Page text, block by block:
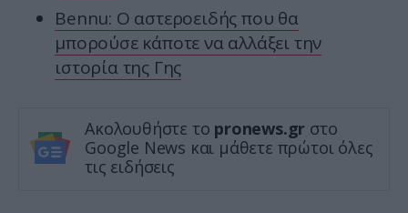
Bennu: Ο αστεροειδής που θα
μπορούσε κάποτε να αλλάξει την
ιστορία της Γης
Ακολουθήστε το pronews.gr στο
Google News και μάθετε πρώτοι όλες
τις ειδήσεις